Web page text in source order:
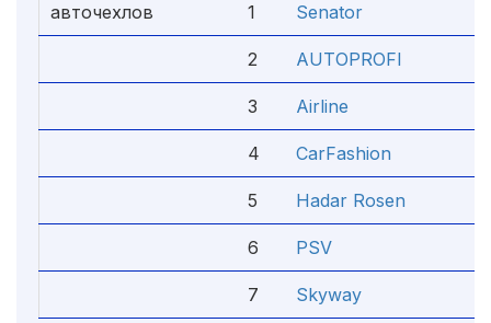
авточехлов
1 Senator
2 AUTOPROFI
3 Airline
4 CarFashion
5 Hadar Rosen
6 PSV
7 Skyway